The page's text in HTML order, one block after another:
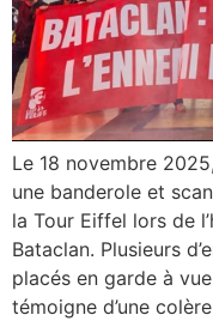
Le 18 novembre
une banderole et
la Tour Eiffel lors de
Bataclan. Plusieurs
placés en garde à
témoigne d’une